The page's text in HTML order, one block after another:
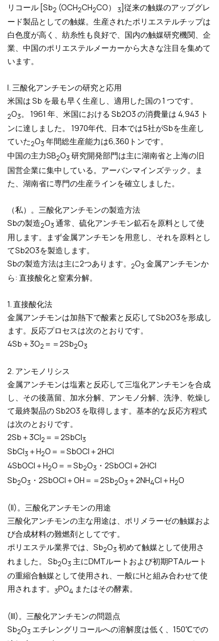
リコール [Sb2 (OCH2CH2CO） 3]従来の触媒のアップグレ
ード製品としての触媒。生産されたポリエステルチップは
白色度が高く、紡糸性も良好で、国内の触媒研究機関、企
業、中国のポリエステルメーカーから大きな注目を集めて
います。
I. 三酸化アンチモンの研究と応用
米国は Sb を最も早く生産し、適用した国の 1 つです。
2O3。 1961 年、米国における Sb2O3 の消費量は 4,943 ト
ンに達しました。 1970年代、日本では5社がSbを生産し
ていた2O3 年間総生産能力は6,360トンです。
中国の主力SB2O3 研究開発部門は主に湖南省と上海の旧
国営企業に集中している。アーバンマインズテック。ま
た、湖南省に専門の生産ラインを確立しました。
（私）。三酸化アンチモンの製造方法
Sbの製造2O3 通常、硫化アンチモン鉱石を原料として使
用します。まず金属アンチモンを用意し、それを原料とし
てSb2O3を製造します。
Sbの製造方法は主に2つあります。
2O3 金属アンチモンか
ら: 直接酸化と窒素分解。
1. 直接酸化法
金属アンチモンは加熱下で酸素と反応してSb2O3を形成し
ます。反応プロセスは次のとおりです。
4Sb＋3O2 ＝＝2Sb2O3
2. アンモノリシス
金属アンチモンは塩素と反応して三塩化アンチモンを合成
し、その後蒸留、加水分解、アンモノ分解、洗浄、乾燥し
て最終製品の Sb2O3 を取得します。基本的な反応方程式
は次のとおりです。
2Sb＋3Cl2 ＝＝2SbCl3
SbCl3 ＋H2O＝＝SbOCl＋2HCl
4SbOCl＋H2O＝＝Sb2O3 ・2SbOCl＋2HCl
Sb2O3 ・2SbOCl＋OH＝＝2Sb2O3 ＋2NH4Cl＋H2O
(II)。三酸化アンチモンの用途
三酸化アンチモンの主な用途は、ポリメラーゼの触媒およ
び合成材料の難燃剤としてです。
ポリエステル業界では、Sb2O3 初めて触媒として使用さ
れました。 Sb2O3 主にDMTルートおよび初期PTAルート
の重縮合触媒として使用され、一般にHと組み合わせて使
用されます。
3PO4 またはその酵素。
(III)。三酸化アンチモンの問題点
Sb2O3 エチレングリコールへの溶解度は低く、150℃での